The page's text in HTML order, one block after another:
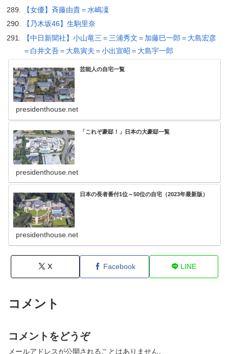
【女優】斉藤由貴＝水嶋凜
【乃木坂46】生駒里奈
【中日新聞社】小山竜三＝三浦秀文＝加藤巳一郎＝大島宏彦
＝白井文吾＝大島寅夫＝小出宣昭＝大島宇一郎
芸能人の自宅一覧
presidenthouse.net
「これぞ豪邸！」日本の大豪邸一覧
presidenthouse.net
日本の長者番付1位～50位の自宅（2023年最新版）
presidenthouse.net
X Facebook LINE
コメント
コメントをどうぞ
メールアドレスが公開されることはありません。